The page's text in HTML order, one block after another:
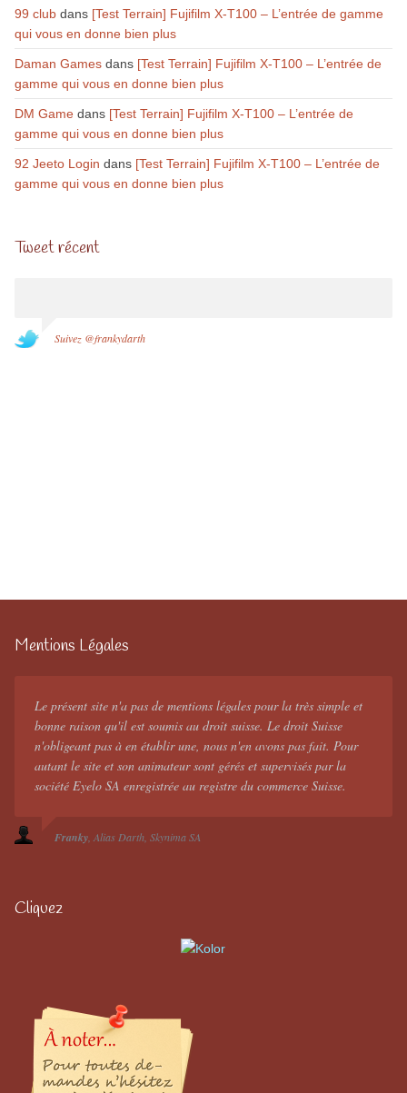
99 clubdans [Test Terrain] Fujifilm X-T100 – L’entrée de gamme
qui vous en donne bien plus
Daman Gamesdans [Test Terrain] Fujifilm X-T100 – L’entrée de
gamme qui vous en donne bien plus
DM Gamedans [Test Terrain] Fujifilm X-T100 – L’entrée de
gamme qui vous en donne bien plus
92 Jeeto Login dans [Test Terrain] Fujifilm X-T100 – L’entrée de
gamme qui vous en donne bien plus
Tweet récent
Suivez @frankydarth
Mentions Légales
Le présent site n'a pas de mentions légales pour la très simple et
bonne raison qu'il est soumis au droit suisse. Le droit Suisse
n'obligeant pas à en établir une, nous n'en avons pas fait. Pour
autant le site et son animateur sont gérés et supervisés par la
société Eyelo SA enregistrée au registre du commerce Suisse.
Franky Alias Darth Skynima SA
Cliquez